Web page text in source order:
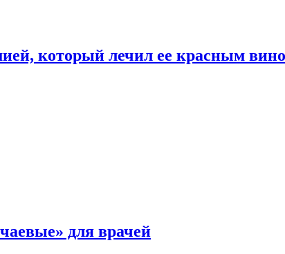
который лечил ее красным
для врачей